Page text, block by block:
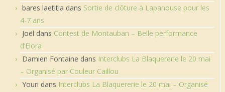
bares laetitia dans Sortie de clôture à Lapanouse pour les
4-7 ans
Joël dans Contest de Montauban – Belle performance
d’Elora
Damien Fontaine dans Interclubs La Blaquererie le 20 mai
– Organisé par Couleur Caillou
Youri dans Interclubs La Blaquererie le 20 mai – Organisé